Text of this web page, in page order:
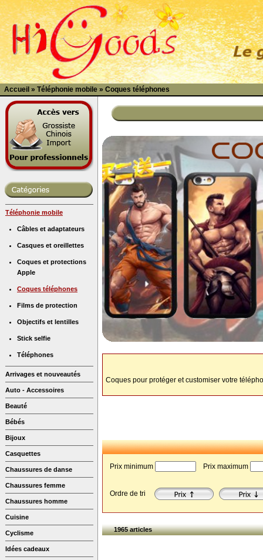
Accueil » Téléphonie mobile » Coques téléphones
Téléphonie mobile
Câbles et adaptateurs
Casques et oreillettes
Coques et protections
Apple
Coques téléphones
Films de protection
Objectifs et lentilles
Stick selfie
Téléphones
Arrivages et nouveautés
Auto - Accessoires
Beauté
Bébés
Bijoux
Casquettes
Chaussures de danse
Chaussures femme
Chaussures homme
Cuisine
Cyclisme
Idées cadeaux
Coques pour protéger et customiser votre
Prix minimum  Prix maximum
Ordre de tri
1965 articles